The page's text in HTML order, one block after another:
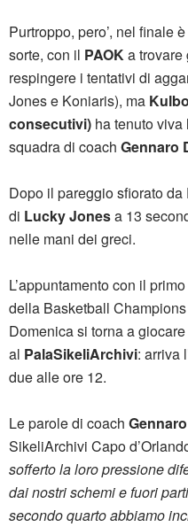
Purtroppo, pero’, nel finale
sorte, con il PAOKa trovare
respingere i tentativi di
Jones e Koniaris), ma
consecutivi) ha tenuto
squadra di coach Gennaro
Dopo il pareggio sfiorato
di Lucky Jonesa 13
nelle mani dei greci.
L’appuntamento con il
della Basketball
Domenica si torna a
al PalaSikeliArchivi: arriva
due alle ore 12.
Le parole di coach
SikeliArchivi Capo
sofferto la loro pressione
dai nostri schemi e fuori
secondo quarto abbiamo